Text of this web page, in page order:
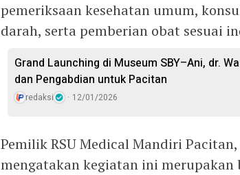
pemeriksaan kesehatan umum,
darah, serta pemberian obat sesuai
Grand Launching di Museum SBY–Ani, dr.
dan Pengabdian untuk Pacitan
redaksi 12/01/2026
Pemilik RSU Medical Mandiri
mengatakan kegiatan ini